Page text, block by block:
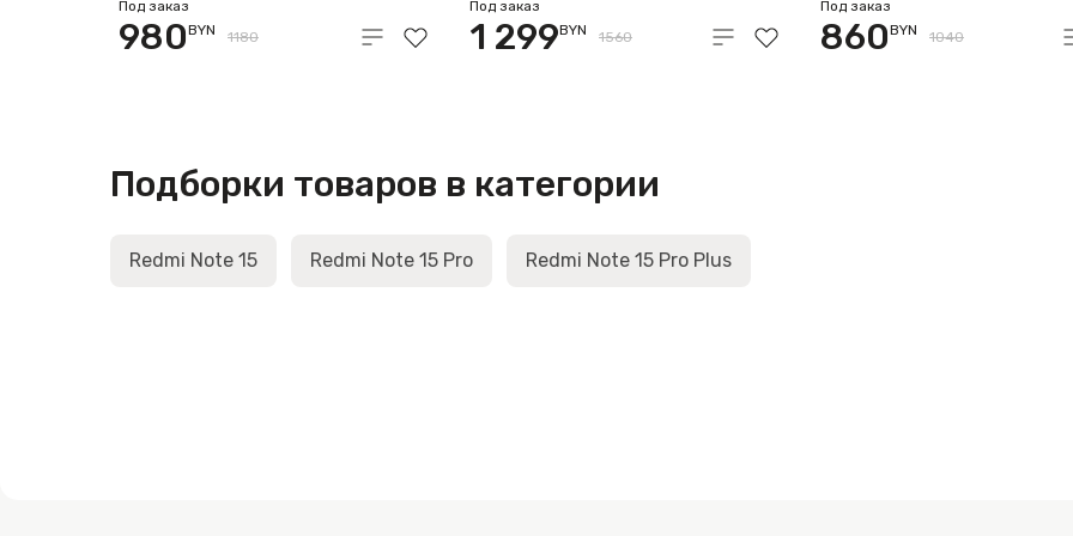
8GB/512GB международная
версия (синий)
Под заказ
980BYN 1180
12GB/256GB
международная версия
Под заказ
1 299BYN 1560
12GB/256GB
международная
Под заказ
860BYN 1040
Подборки товаров в категории
Redmi Note 15 Redmi Note 15 Pro Redmi Note 15 Pro Plus